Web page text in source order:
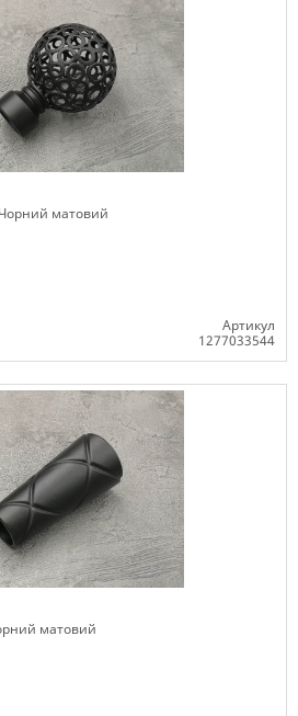
матовий
Артикул
1277033544
матовий